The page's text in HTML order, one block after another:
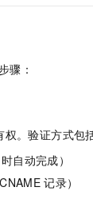
骤：
。验证方式包
时自动完成）
CNAME 记录）